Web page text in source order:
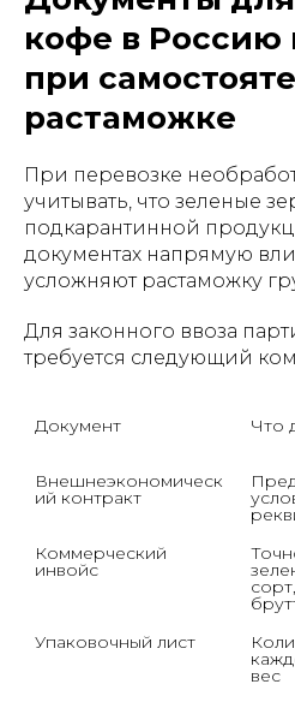
кофе в Россию
при
растаможке
При перевозке
учитывать, что зеленые
подкарантинной
документах напрямую
усложняют растаможку
Для законного ввоза
требуется следующий
Документ Что
Внешнеэкономическ
ий контракт
Коммерческий
инвойс
Упаковочный лист
вес